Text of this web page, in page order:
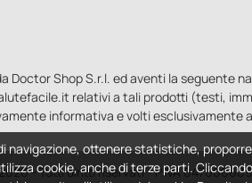
Doctor Shop S.r.l. ed aventi la seguente
relativi a tali prodotti (testi,
informativa e volti
- Tutti diritti riservati - P.IVA
navigazione, ottenere statistiche,
cookie, anche di terze parti.